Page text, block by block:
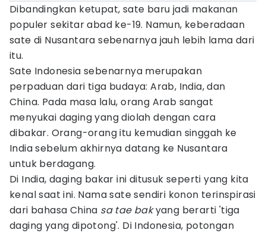
Dibandingkan ketupat, sate baru jadi makanan
populer sekitar abad ke-19. Namun, keberadaan
sate di Nusantara sebenarnya jauh lebih lama dari
itu.
Sate Indonesia sebenarnya merupakan
perpaduan dari tiga budaya: Arab, India, dan
China. Pada masa lalu, orang Arab sangat
menyukai daging yang diolah dengan cara
dibakar. Orang-orang itu kemudian singgah ke
India sebelum akhirnya datang ke Nusantara
untuk berdagang.
Di India, daging bakar ini ditusuk seperti yang kita
kenal saat ini. Nama sate sendiri konon terinspirasi
dari bahasa China sa tae bakyang berarti 'tiga
daging yang dipotong'. Di Indonesia, potongan